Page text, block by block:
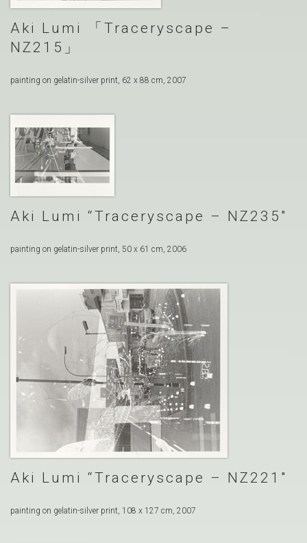
Aki Lumi
Traceryscape –
NZ215
painting on gelatin-silver print, 62 x 88 cm, 2007
Aki Lumi “Traceryscape – NZ235″
painting on gelatin-silver print, 50 x 61 cm, 2006
Aki Lumi “Traceryscape – NZ221″
painting on gelatin-silver print, 108 x 127 cm, 2007